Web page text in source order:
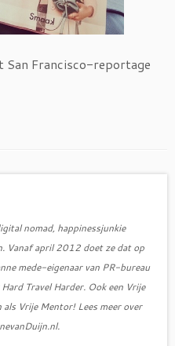
San Francisco-reportage
nomad, happinessjunkie
Vanaf april 2012 doet ze dat op
mede-eigenaar van PR-bureau
Travel Harder. Ook een Vrije
Vrije Mentor! Lees meer over